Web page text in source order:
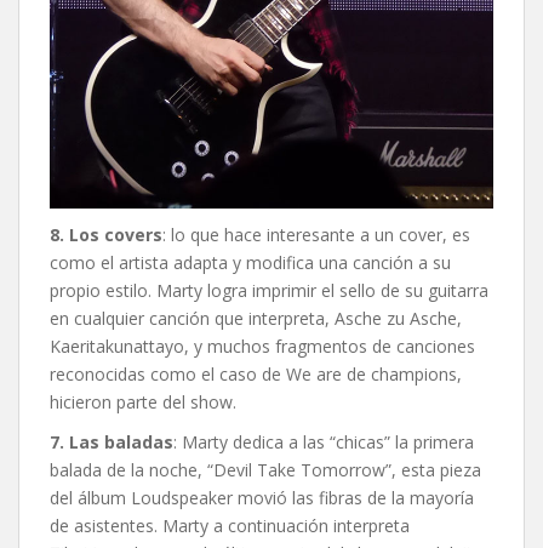
8. Los covers: lo que hace interesante a un cover, es
como el artista adapta y modifica una canción a su
propio estilo. Marty logra imprimir el sello de su guitarra
en cualquier canción que interpreta, Asche zu Asche,
Kaeritakunattayo, y muchos fragmentos de canciones
reconocidas como el caso de We are de champions,
hicieron parte del show.
7. Las baladas: Marty dedica a las “chicas” la primera
balada de la noche, “Devil Take Tomorrow”, esta pieza
del álbum Loudspeaker movió las fibras de la mayoría
de asistentes. Marty a continuación interpreta